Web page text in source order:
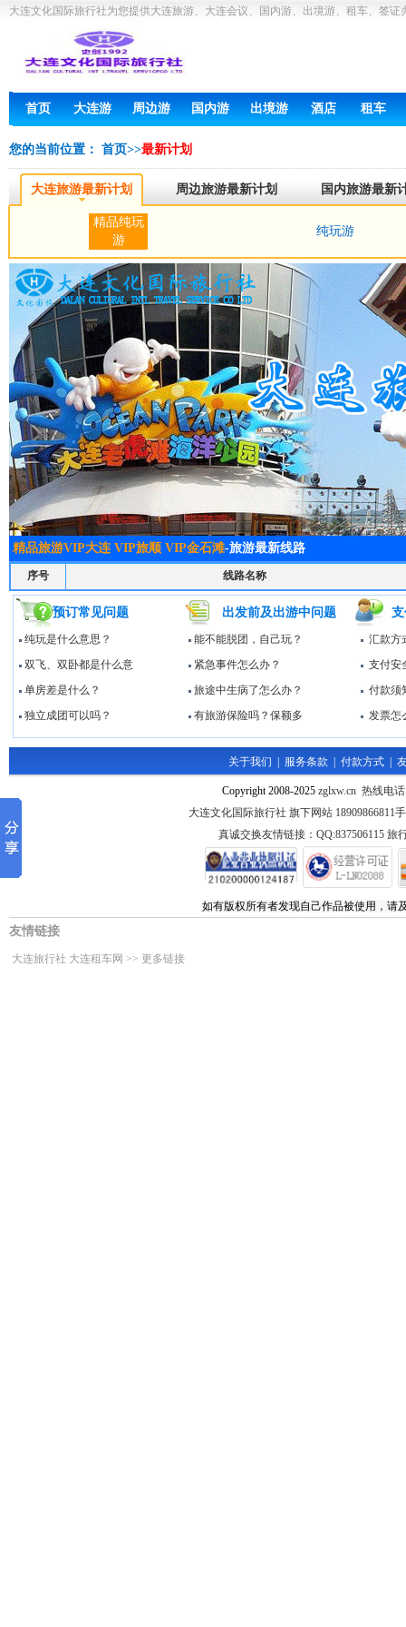
大连文化国际旅行社为您提供大连旅游、大连会议、国内游、出境游、租车、签证
首页 大连游 周边游 国内游 出境游 酒店 租车
您的当前位置： 首页>>最新计划
大连旅游最新计划 周边旅游最新计划 国内旅游最新
精品纯玩
游
纯玩游
精品旅游VIP大连 VIP旅顺 VIP金石滩-旅游最新线路
序号 线路名称
预订常见问题
纯玩是什么意思？
双飞、双卧都是什么意
单房差是什么？
独立成团可以吗？
出发前及出游中问题
能不能脱团，自己玩？
紧急事件怎么办？
旅途中生病了怎么办？
有旅游保险吗？保额多
汇款方
支付安
付款须
发票怎
关于我们 服务条款 付款方式
Copyright 2008-2025 zglxw.cn 热线电
大连文化国际旅行社 旗下网站 18909866811
真诚交换友情链接：QQ:837506115 旅
如有版权所有者发现自己作品被使用，请
友情链接
大连旅行社 大连租车网 >> 更多链接